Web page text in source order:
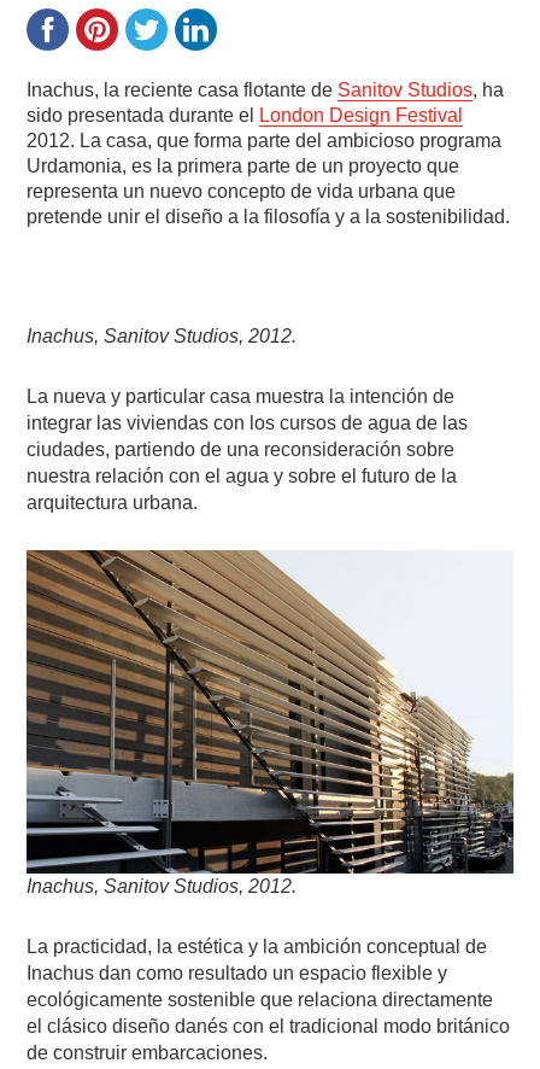
Inachus, la reciente casa flotante de Sanitov Studios, ha
sido presentada durante el
London Design Festival
2012. La casa, que forma parte del ambicioso programa
Urdamonia, es la primera parte de un proyecto que
representa un nuevo concepto de vida urbana que
pretende unir el diseño a la filosofía y a la sostenibilidad.
Inachus, Sanitov Studios, 2012.
La nueva y particular casa muestra la intención de
integrar las viviendas con los cursos de agua de las
ciudades, partiendo de una reconsideración sobre
nuestra relación con el agua y sobre el futuro de la
arquitectura urbana.
Inachus, Sanitov Studios, 2012.
La practicidad, la estética y la ambición conceptual de
Inachus dan como resultado un espacio flexible y
ecológicamente sostenible que relaciona directamente
el clásico diseño danés con el tradicional modo británico
de construir embarcaciones.